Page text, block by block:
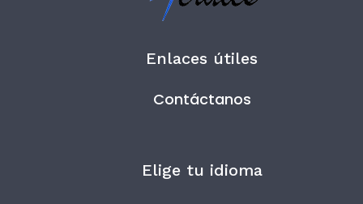
Enlaces útiles
Contáctanos
Elige tu idioma